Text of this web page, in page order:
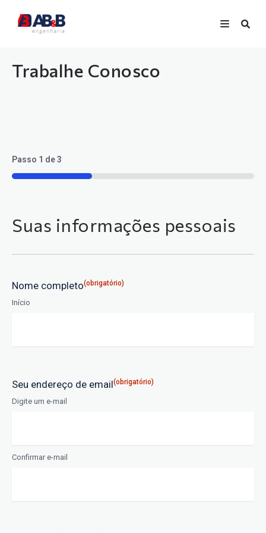
Trabalhe Conosco
Passo 1 de3
33%
Suas informações pessoais
Nome completo(obrigatório)
Início
Seu endereço de email(obrigatório)
Digite um e-mail
Confirmar e-mail